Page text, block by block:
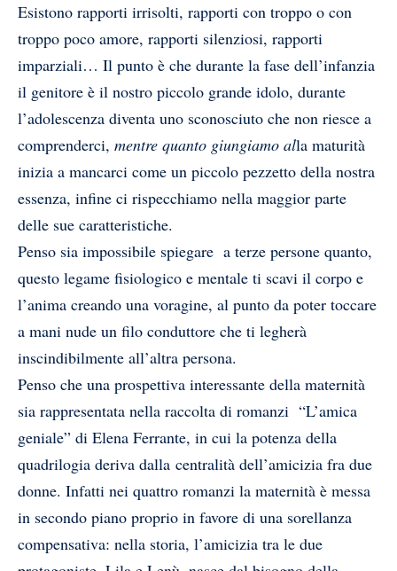
Esistono rapporti irrisolti, rapporti con troppo o con
troppo poco amore, rapporti silenziosi, rapporti
imparziali… Il punto è che durante la fase dell’infanzia
il genitore è il nostro piccolo grande idolo, durante
l’adolescenza diventa uno sconosciuto che non riesce a
comprenderci, mentre quanto giungiamo alla maturità
inizia a mancarci come un piccolo pezzetto della nostra
essenza, infine ci rispecchiamo nella maggior parte
delle sue caratteristiche.
Penso sia impossibile spiegare a terze persone quanto,
questo legame fisiologico e mentale ti scavi il corpo e
l’anima creando una voragine, al punto da poter toccare
a mani nude un filo conduttore che ti legherà
inscindibilmente all’altra persona.
Penso che una prospettiva interessante della maternità
sia rappresentata nella raccolta di romanzi “L’amica
geniale” di Elena Ferrante, in cui la potenza della
quadrilogia deriva dalla centralità dell’amicizia fra due
donne. Infatti nei quattro romanzi la maternità è messa
in secondo piano proprio in favore di una sorellanza
compensativa: nella storia, l’amicizia tra le due